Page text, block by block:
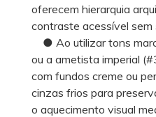
oferecem hierarquia
contraste acessível sem
● Ao utilizar tons
ou a ametista imperial
com fundos creme ou
cinzas frios para
o aquecimento visual